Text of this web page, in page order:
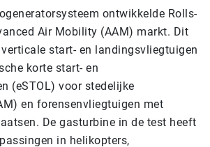
ontwikkelde Rolls-
Air Mobility (AAM) markt. Dit
start- en landingsvliegtuigen
korte start- en
(eSTOL) voor stedelijke
en forensenvliegtuigen met
De gasturbine in de test heeft
in helikopters,